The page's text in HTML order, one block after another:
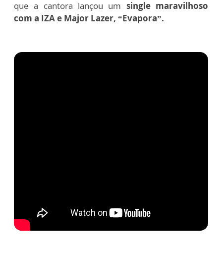
que a cantora lançou um single maravilhoso
com a IZA e Major Lazer, “Evapora”.